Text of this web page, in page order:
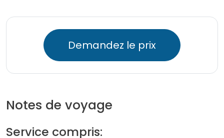
Demandez le prix
Notes de voyage
Service compris: